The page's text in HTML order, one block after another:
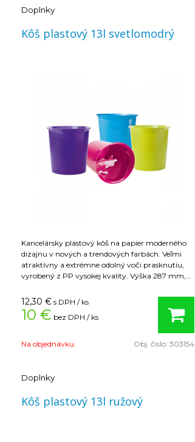
Doplnky
Kôš plastový 13l svetlomodrý
Kancelársky plastový kôš na papier moderného
dizajnu v nových a trendových farbách. Veľmi
atraktívny a extrémne odolný voči prasknutiu,
vyrobený z PP vysokej kvality. Výška 287 mm,
objem 13 litrov. Väčšie balenie 6 ks. Farba
oranžová. Farba svetlomodrá
materiál plast
objem 13 l
12,30 € s DPH / ks
10 € bez DPH / ks
Na objednávku Obj. čislo: 303154
Doplnky
Kôš plastový 13l ružový